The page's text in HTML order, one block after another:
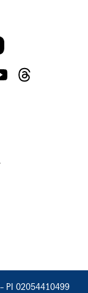
– PI 02054410499